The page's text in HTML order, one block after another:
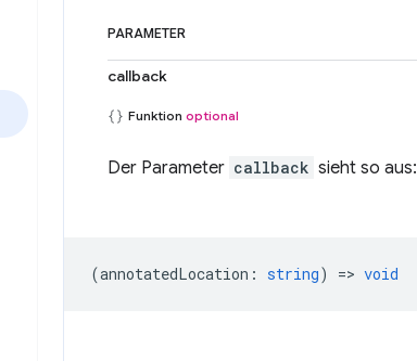
PARAMETER
callback
Funktion optional
Der Parameter callback sieht so aus:
(annotatedLocation : string) => void